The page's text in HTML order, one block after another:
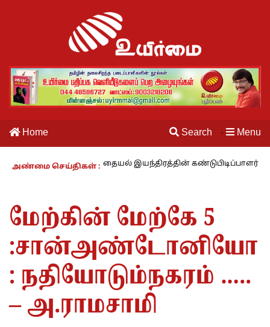
Home Search · Menu
அண்மை செய்திகள் :
– 27 : தையல் இயந்திரத்தின் கண்டுபிடிப்பாளர் யார்? -கார்குழலி
மேற்கின் மேற்கே 5
:சான்அண்டோனியோ
: நதியோடும்நகரம் …..
– அ.ராமசாமி